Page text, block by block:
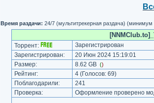
Время раздачи: 24/7 (мультитрекерная раздача)
Торрент:
Зарегистрирован
Зарегистрирован:
20 Июн 2024 15:19:01
Размер:
8.62 GB ()
Рейтинг: 4(Голосов: 69)
Поблагодарили:
241
Проверка:
Оформление проверено